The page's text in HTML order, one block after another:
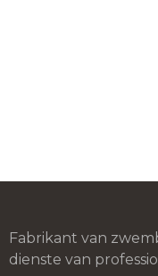
Fabrikant van
dienste van